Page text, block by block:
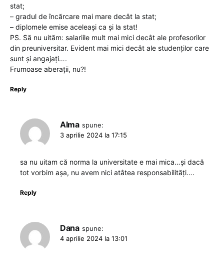
stat;
– gradul de încărcare mai mare decât la stat;
– diplomele emise aceleași ca și la stat!
PS. Să nu uităm: salariile mult mai mici decât ale profesorilor
din preuniversitar. Evident mai mici decât ale studenților care
sunt și angajați….
Frumoase aberații, nu?!
Reply
Alma spune:
3 aprilie 2024 la 17:15
sa nu uitam că norma la universitate e mai mica…și dacă
tot vorbim așa, nu avem nici atâtea responsabilități….
Reply
Dana spune:
4 aprilie 2024 la 13:01